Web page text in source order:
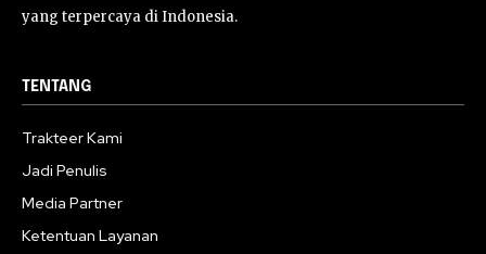
yang terpercaya di Indonesia.
TENTANG
Trakteer Kami
Jadi Penulis
Media Partner
Ketentuan Layanan